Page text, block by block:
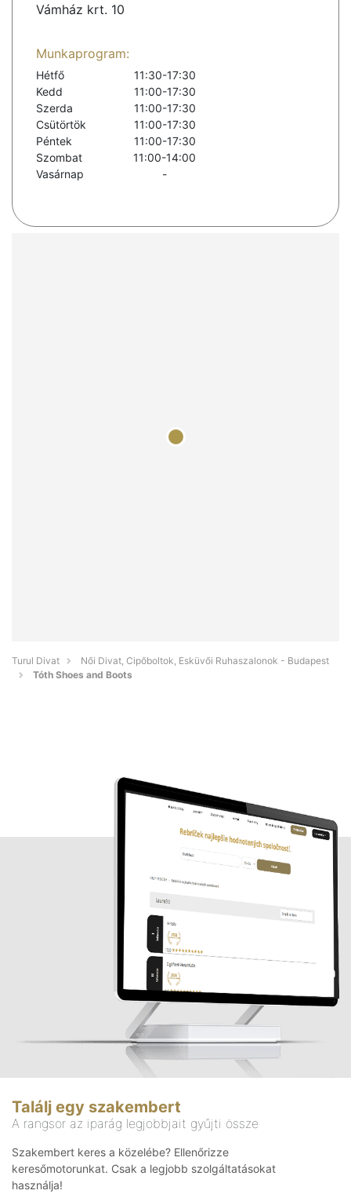
Vámház krt. 10
Munkaprogram:
Hétfő
11:30-17:30
Kedd
11:00-17:30
Szerda
11:00-17:30
Csütörtök
11:00-17:30
Péntek
11:00-17:30
Szombat
11:00-14:00
Vasárnap
-
Turul Divat
Női Divat, Cipőboltok, Esküvői Ruhaszalonok - Budapest
Tóth Shoes and Boots
Találj egy szakembert
A rangsor az iparág legjobbjait gyűjti össze
Szakembert keres a közelébe? Ellenőrizze
keresőmotorunkat. Csak a legjobb szolgáltatásokat
használja!